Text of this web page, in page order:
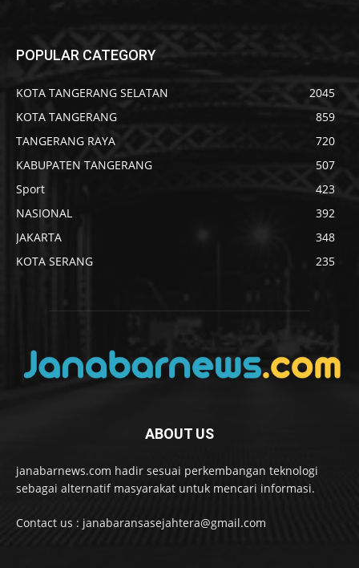
POPULAR CATEGORY
KOTA TANGERANG SELATAN
2045
KOTA TANGERANG
859
TANGERANG RAYA
720
KABUPATEN TANGERANG
507
Sport
423
NASIONAL
392
JAKARTA
348
KOTA SERANG
235
ABOUT US
janabarnews.com hadir sesuai perkembangan teknologi
sebagai alternatif masyarakat untuk mencari informasi.
Contact us : janabaransasejahtera@gmail.com